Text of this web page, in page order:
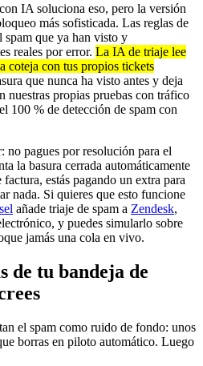
IA soluciona eso, pero la versión
más sofisticada. Las reglas de
spam que ya han visto y
reales por error. La IA de triaje lee
coteja con tus propios tickets
que nunca ha visto antes y deja
nuestras propias pruebas con tráfico
100 % de detección de spam con
pagues por resolución para el
la basura cerrada automáticamente
estás pagando un extra para
nada. Si quieres que esto funcione
añade triaje de spam a Zendesk,
y puedes simularlo sobre
jamás una cola en vivo.
de tu bandeja de
el spam como ruido de fondo: unos
borras en piloto automático. Luego